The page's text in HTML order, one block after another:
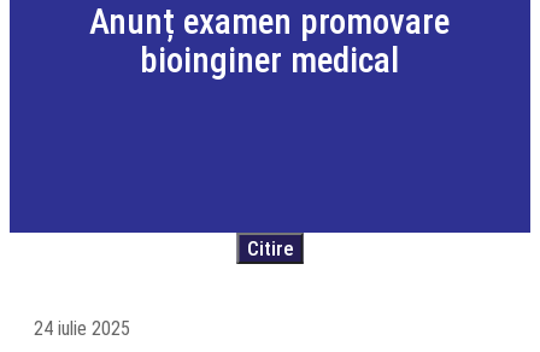
Anunț examen promovare
bioinginer medical
24 iulie 2025